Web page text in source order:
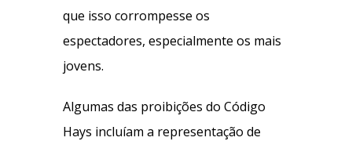
que isso corrompesse os
espectadores, especialmente os mais
jovens.
Algumas das proibições do Código
Hays incluíam a representação de